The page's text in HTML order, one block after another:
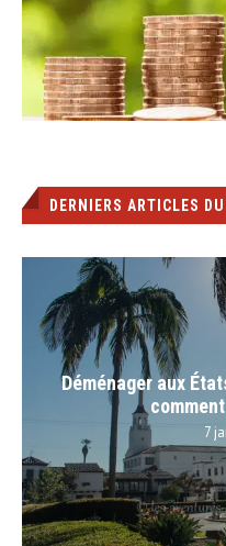
DERNIERS ARTICLES
Déménager aux
7